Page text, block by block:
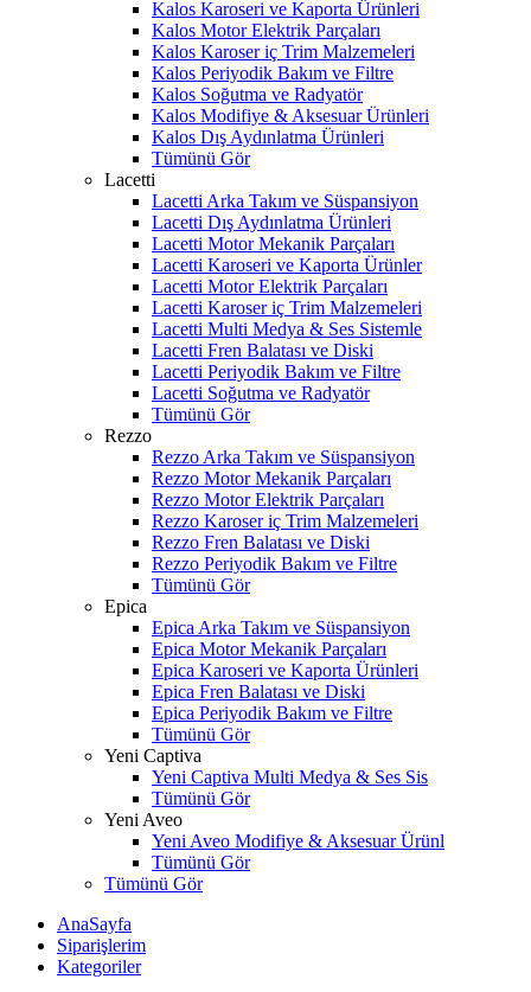
Kalos Karoseri ve Kaporta Ürünleri
Kalos Motor Elektrik Parçaları
Kalos Karoser iç Trim Malzemeleri
Kalos Periyodik Bakım ve Filtre
Kalos Soğutma ve Radyatör
Kalos Modifiye & Aksesuar Ürünleri
Kalos Dış Aydınlatma Ürünleri
Tümünü Gör
Lacetti
Lacetti Arka Takım ve Süspansiyon
Lacetti Dış Aydınlatma Ürünleri
Lacetti Motor Mekanik Parçaları
Lacetti Karoseri ve Kaporta Ürünler
Lacetti Motor Elektrik Parçaları
Lacetti Karoser iç Trim Malzemeleri
Lacetti Multi Medya & Ses Sistemle
Lacetti Fren Balatası ve Diski
Lacetti Periyodik Bakım ve Filtre
Lacetti Soğutma ve Radyatör
Tümünü Gör
Rezzo
Rezzo Arka Takım ve Süspansiyon
Rezzo Motor Mekanik Parçaları
Rezzo Motor Elektrik Parçaları
Rezzo Karoser iç Trim Malzemeleri
Rezzo Fren Balatası ve Diski
Rezzo Periyodik Bakım ve Filtre
Tümünü Gör
Epica
Epica Arka Takım ve Süspansiyon
Epica Motor Mekanik Parçaları
Epica Karoseri ve Kaporta Ürünleri
Epica Fren Balatası ve Diski
Epica Periyodik Bakım ve Filtre
Tümünü Gör
Yeni Captiva
Yeni Captiva Multi Medya & Ses Sis
Tümünü Gör
Yeni Aveo
Yeni Aveo Modifiye & Aksesuar Ürünl
Tümünü Gör
Tümünü Gör
AnaSayfa
Siparişlerim
Kategoriler